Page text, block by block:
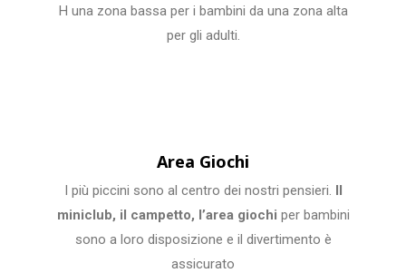
H una zona bassa per i bambini da una zona alta
per gli adulti.
Area Giochi
I più piccini sono al centro dei nostri pensieri. Il
miniclub, il campetto, l’area giochi per bambini
sono a loro disposizione e il divertimento è
assicurato